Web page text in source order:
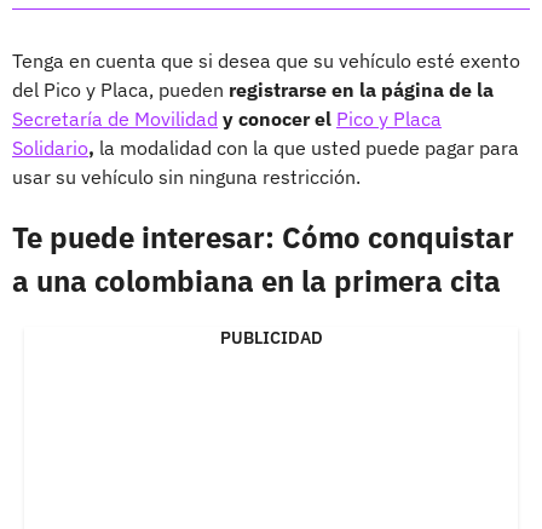
Tenga en cuenta que si desea que su vehículo esté exento
del Pico y Placa, pueden registrarse en la página de la
Secretaría de Movilidad y conocer el Pico y Placa
Solidario, la modalidad con la que usted puede pagar para
usar su vehículo sin ninguna restricción.
Te puede interesar: Cómo conquistar
a una colombiana en la primera cita
PUBLICIDAD